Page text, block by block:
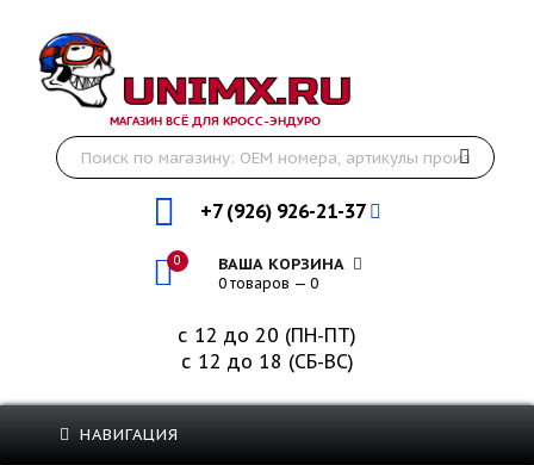
МАГАЗИН ВСЁ ДЛЯ КРОСС-ЭНДУРО
+7 (926) 926-21-37
0 ВАША КОРЗИНА
0 товаров — 0
с 12 до 20 (ПН-ПТ)
с 12 до 18 (СБ-ВС)
НАВИГАЦИЯ